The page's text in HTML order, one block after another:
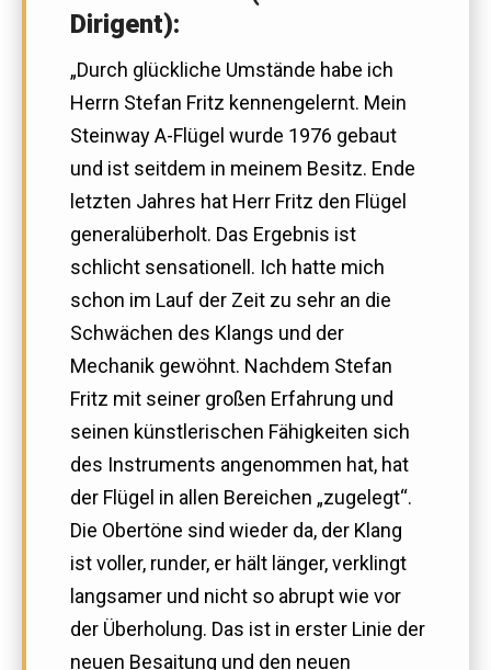
Dirigent):
„Durch glückliche Umstände habe ich
Herrn Stefan Fritz kennengelernt. Mein
Steinway A-Flügel wurde 1976 gebaut
und ist seitdem in meinem Besitz. Ende
letzten Jahres hat Herr Fritz den Flügel
generalüberholt. Das Ergebnis ist
schlicht sensationell. Ich hatte mich
schon im Lauf der Zeit zu sehr an die
Schwächen des Klangs und der
Mechanik gewöhnt. Nachdem Stefan
Fritz mit seiner großen Erfahrung und
seinen künstlerischen Fähigkeiten sich
des Instruments angenommen hat, hat
der Flügel in allen Bereichen „zugelegt“.
Die Obertöne sind wieder da, der Klang
ist voller, runder, er hält länger, verklingt
langsamer und nicht so abrupt wie vor
der Überholung. Das ist in erster Linie der
neuen Besaitung und den neuen